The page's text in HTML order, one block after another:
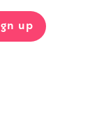
up